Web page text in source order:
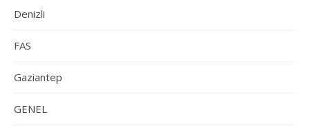
Denizli
FAS
Gaziantep
GENEL